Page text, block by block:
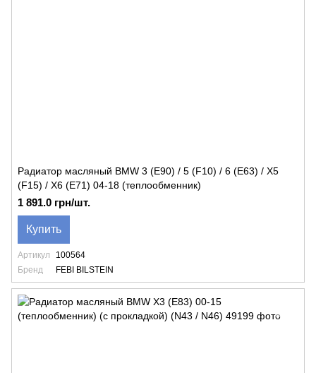
Радиатор масляный BMW 3 (E90) / 5 (F10) / 6 (E63) / X5
(F15) / X6 (E71) 04-18 (теплообменник)
1 891.0 грн/шт.
Купить
Артикул
100564
Бренд
FEBI BILSTEIN